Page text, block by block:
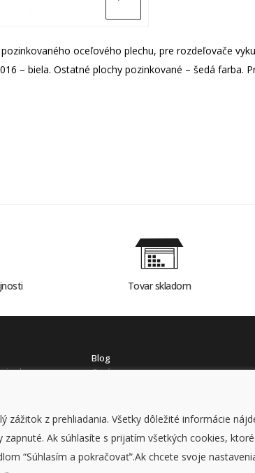
oceľového plechu, pre rozdeľovače
– biela. Ostatné plochy pozinkované – šedá farba.
Tovar skladom
Blog
O nás
© STAVCOMP 2026, všetky práva vyhradené
DUFEKSOFT ,
zážitok z prehliadania. Všetky dôležité informácie
Ak súhlasíte s prijatím všetkých cookies,
“Súhlasím a pokračovať“.Ak chcete svoje